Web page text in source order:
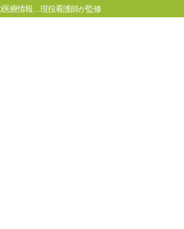
医療情報…現役看護師が監修